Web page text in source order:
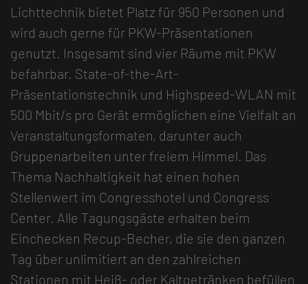
Lichttechnik bietet Platz für 950 Personen und
wird auch gerne für PKW-Präsentationen
genutzt. Insgesamt sind vier Räume mit PKW
befahrbar. State-of-the-Art-
Präsentationstechnik und Highspeed-WLAN mit
500 Mbit/s pro Gerät ermöglichen eine Vielfalt an
Veranstaltungsformaten, darunter auch
Gruppenarbeiten unter freiem Himmel. Das
Thema Nachhaltigkeit hat einen hohen
Stellenwert im Congresshotel und Congress
Center. Alle Tagungsgäste erhalten beim
Einchecken Recup-Becher, die sie den ganzen
Tag über unlimitiert an den zahlreichen
Stationen mit Heiß- oder Kaltgetränken befüllen